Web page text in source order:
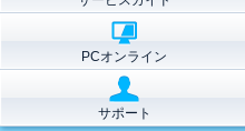
PCオンライン
サポート